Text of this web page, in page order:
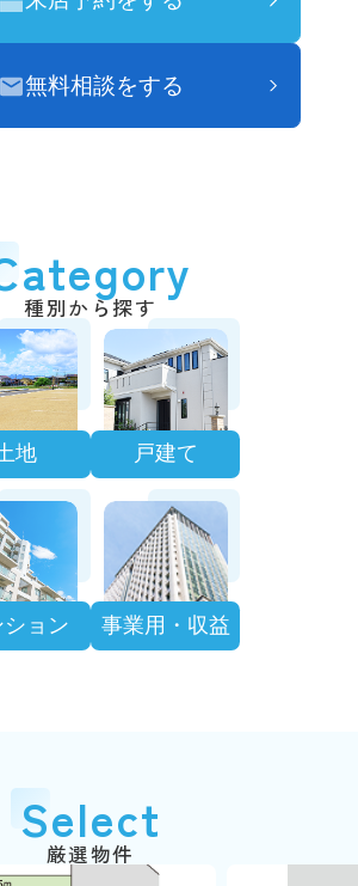
無料相談をする
種別から探す
地 戸建て
ション 事業用・収益
Select
厳選物件